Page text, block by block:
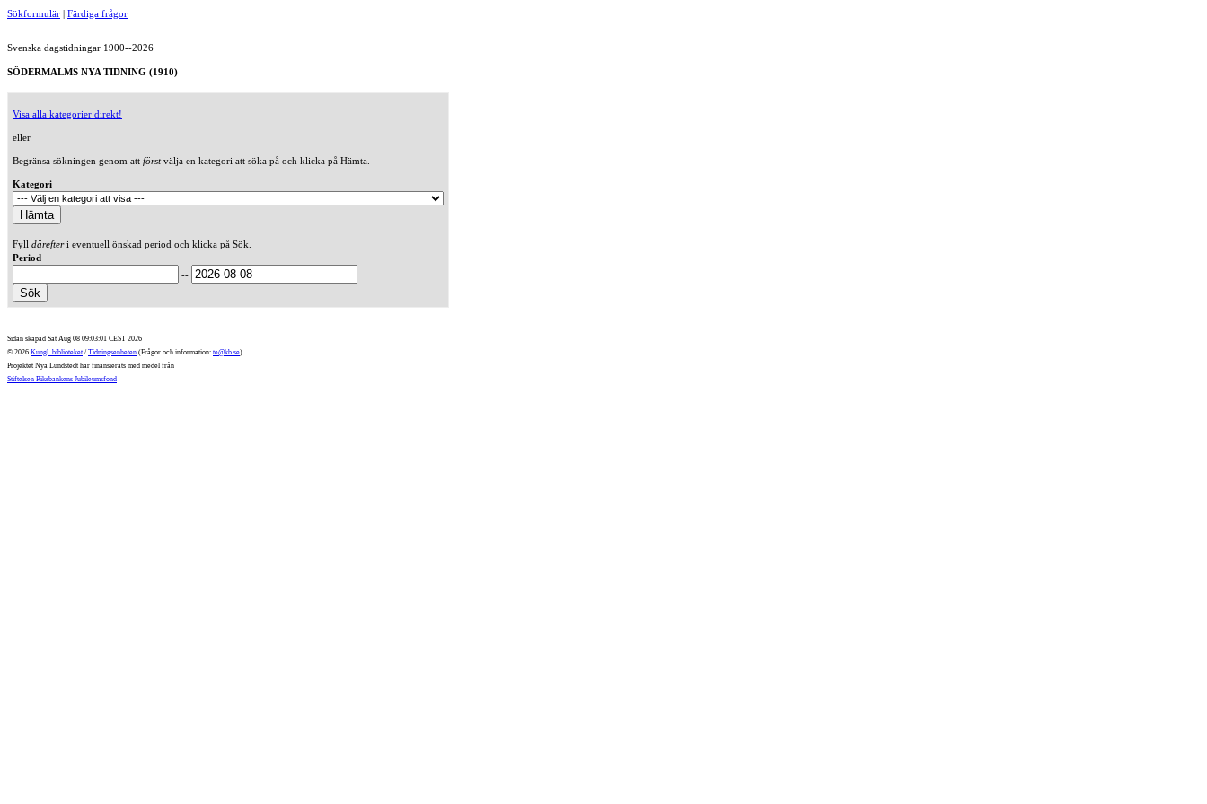
Sökformulär | Färdiga frågor
Svenska dagstidningar 1900--2026
SÖDERMALMS NYA TIDNING (1910)
Visa alla kategorier direkt!
eller
Begränsa sökningen genom att förstvälja en kategori att söka på och klicka på Hämta.
Kategori
Fyll därefteri eventuell önskad period och klicka på Sök.
Period
--
Sidan skapad Sat Aug 08 09:03:01 CEST 2026
© 2026 Kungl. biblioteket / Tidningsenheten (Frågor och information: te@kb.se)
Projektet Nya Lundstedt har finansierats med medel från
Stiftelsen Riksbankens Jubileumsfond